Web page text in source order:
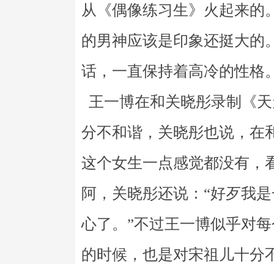
从《偶像练习生》火起来的
的男神应该是印象还挺大的
话，一直保持着高冷的性格
王一博在和关晓彤录制《
分不和谐，关晓彤也说，在
这个女生一点感觉都没有，
阿，关晓彤还说：“好歹我
心了。”不过王一博似乎对
的时候，也是对宋祖儿十分